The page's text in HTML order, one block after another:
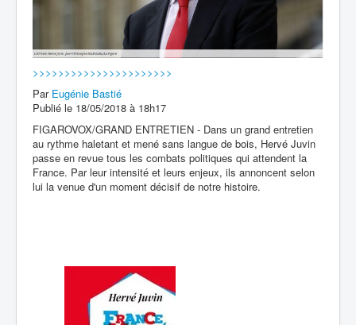
>>>>>>>>>>>>>>>>>>>>>>
Par Eugénie Bastié
Publié le 18/05/2018 à 18h17
FIGAROVOX/GRAND ENTRETIEN - Dans un grand entretien
au rythme haletant et mené sans langue de bois, Hervé Juvin
passe en revue tous les combats politiques qui attendent la
France. Par leur intensité et leurs enjeux, ils annoncent selon
lui la venue d'un moment décisif de notre histoire.